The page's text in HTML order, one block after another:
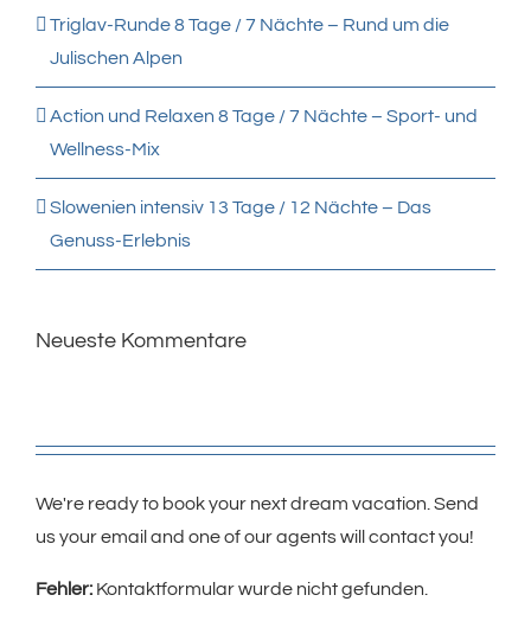
Triglav-Runde 8 Tage / 7 Nächte – Rund um die
Julischen Alpen
Action und Relaxen 8 Tage / 7 Nächte – Sport- und
Wellness-Mix
Slowenien intensiv 13 Tage / 12 Nächte – Das
Genuss-Erlebnis
Neueste Kommentare
We're ready to book your next dream vacation. Send
us your email and one of our agents will contact you!
Fehler: Kontaktformular wurde nicht gefunden.